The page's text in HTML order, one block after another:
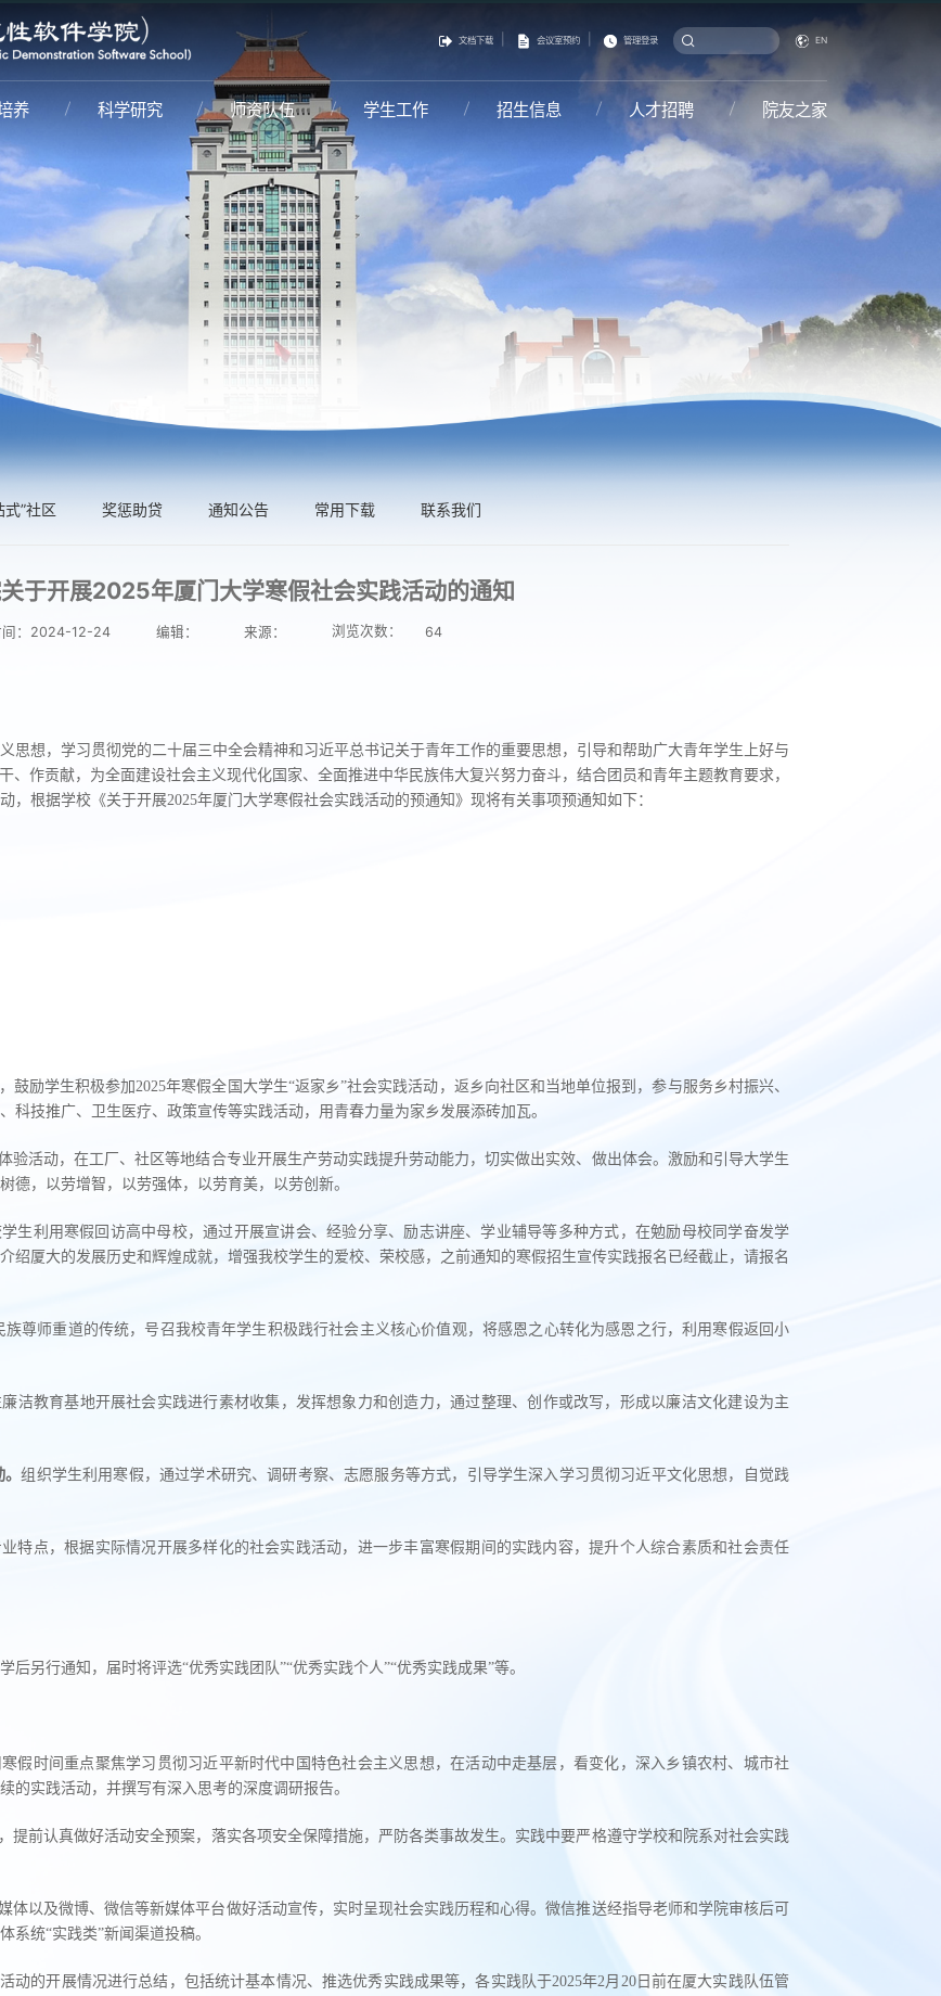
文档下载 会议室预约 管理登录 EN
养 科学研究 师资队伍 学生工作 招生信息 人才招聘 院友之家
式”社区 奖惩助贷 通知公告 常用下载 联系我们
于开展2025年厦门大学寒假社会实践活动的通知
间：2024-12-24 编辑： 来源： 浏览次数： 64
思想，学习贯彻党的二十届三中全会精神和习近平总书记关于青年工作的重要思想，引导和帮助广大青年学生上好与
、作贡献，为全面建设社会主义现代化国家、全面推进中华民族伟大复兴努力奋斗，结合团员和青年主题教育要求，
，根据学校《关于开展2025年厦门大学寒假社会实践活动的预通知》现将有关事项预通知如下：
鼓励学生积极参加2025年寒假全国大学生“返家乡”社会实践活动，返乡向社区和当地单位报到，参与服务乡村振兴、
科技推广、卫生医疗、政策宣传等实践活动，用青春力量为家乡发展添砖加瓦。
验活动，在工厂、社区等地结合专业开展生产劳动实践提升劳动能力，切实做出实效、做出体会。激励和引导大学生
德，以劳增智，以劳强体，以劳育美，以劳创新。
生利用寒假回访高中母校，通过开展宣讲会、经验分享、励志讲座、学业辅导等多种方式，在勉励母校同学奋发学
绍厦大的发展历史和辉煌成就，增强我校学生的爱校、荣校感，之前通知的寒假招生宣传实践报名已经截止，请报名
族尊师重道的传统，号召我校青年学生积极践行社会主义核心价值观，将感恩之心转化为感恩之行，利用寒假返回小
洁教育基地开展社会实践进行素材收集，发挥想象力和创造力，通过整理、创作或改写，形成以廉洁文化建设为主
。组织学生利用寒假，通过学术研究、调研考察、志愿服务等方式，引导学生深入学习贯彻习近平文化思想，自觉践
特点，根据实际情况开展多样化的社会实践活动，进一步丰富寒假期间的实践内容，提升个人综合素质和社会责任
另行通知，届时将评选“优秀实践团队”“优秀实践个人”“优秀实践成果”等。
假时间重点聚焦学习贯彻习近平新时代中国特色社会主义思想，在活动中走基层，看变化，深入乡镇农村、城市社
的实践活动，并撰写有深入思考的深度调研报告。
提前认真做好活动安全预案，落实各项安全保障措施，严防各类事故发生。实践中要严格遵守学校和院系对社会实践
体以及微博、微信等新媒体平台做好活动宣传，实时呈现社会实践历程和心得。微信推送经指导老师和学院审核后可
系统“实践类”新闻渠道投稿。
动的开展情况进行总结，包括统计基本情况、推选优秀实践成果等，各实践队于2025年2月20日前在厦大实践队伍管